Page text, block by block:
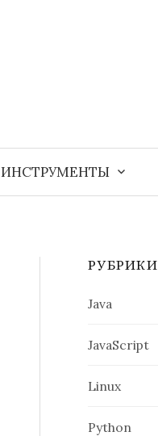
ИНСТРУМЕНТЫ
РУБРИКИ
Java
JavaScript
Linux
Python